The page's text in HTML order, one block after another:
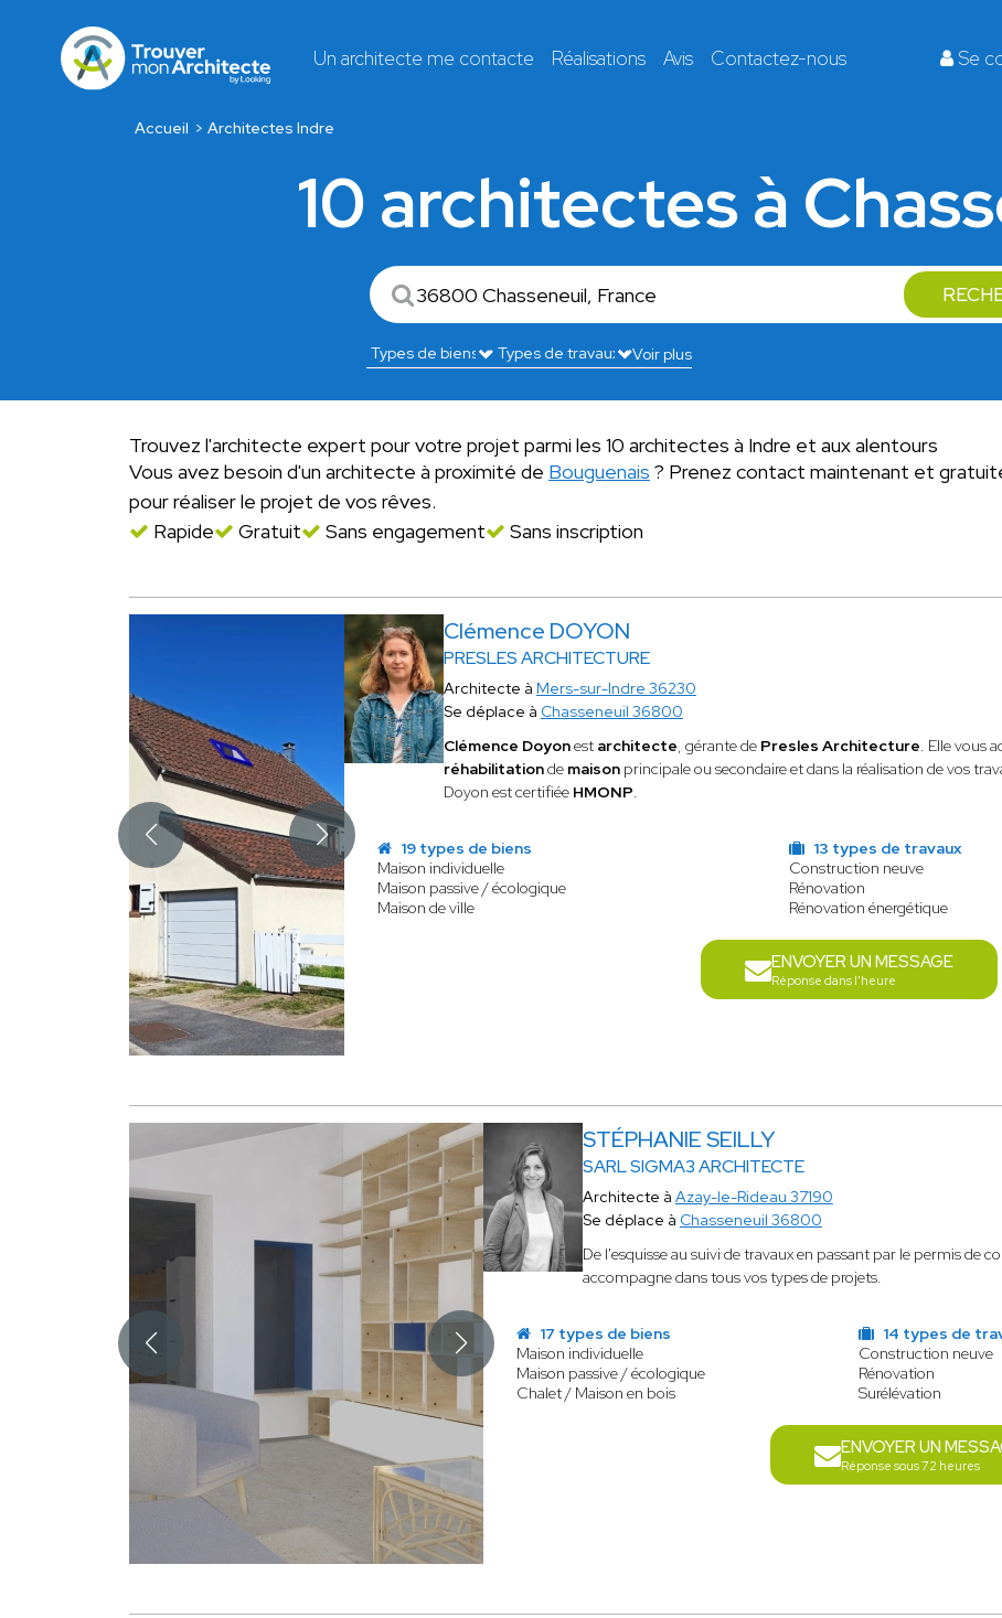
Un architecte me contacte Réalisations Avis Contactez-nous Se
Accueil Architectes Indre
10 architectes à
Voir plus
Trouvez l'architecte expert pour votre projet parmi les 10 architectes à Indre et aux alentours
Vous avez besoin d'un architecte à proximité de Bouguenais ? Prenez contact maintenant et
pour réaliser le projet de vos rêves.
Rapide
Gratuit Sans engagement Sans inscription
Clémence DOYON
PRESLES ARCHITECTURE
Architecte à Mers-sur-Indre 36230
Se déplace à Chasseneuil 36800
Clémence Doyonest architecte, gérante de Presles Architecture. Elle vous
réhabilitationde maisonprincipale ou secondaire et dans la réalisation de vos
Doyon est certifiée HMONP.
19 types de biens
Maison individuelle
Maison passive / écologique
Maison de ville
13 types de travaux
Construction neuve
Rénovation
Rénovation énergétique
ENVOYER UN MESSAGE
Réponse dans l'heure
STÉPHANIE SEILLY
SARL SIGMA3 ARCHITECTE
Architecte à Azay-le-Rideau 37190
Se déplace à Chasseneuil 36800
De l'esquisse au suivi de travaux en passant par le permis de
accompagne dans tous vos types de projets.
17 types de biens
Maison individuelle
Maison passive / écologique
Chalet / Maison en bois
14 types de
Construction neuve
Rénovation
Surélévation
ENVOYER UN
Réponse sous 72 heures